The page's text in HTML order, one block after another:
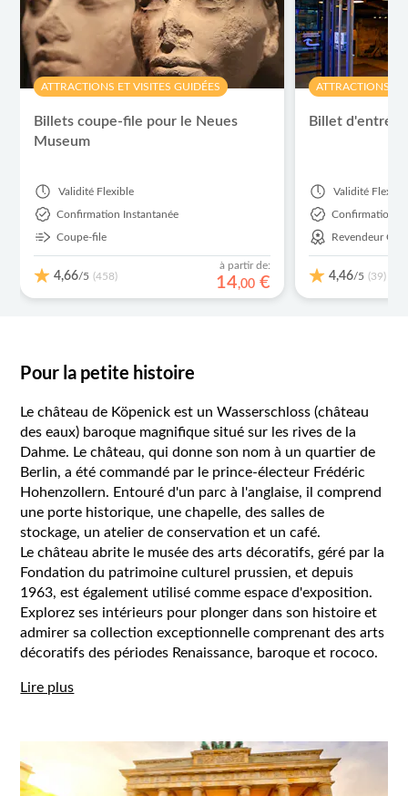
ATTRACTIONS ET VISITES GUIDÉES
Billets coupe-file pour le Neues
Museum
Validité Flexible
Confirmation Instantanée
Coupe-file
4,66/5 (458)
à partir de:
14,00 €
ATTRACTIONS
Billet d'entrée
Validité
Confirmation
Revendeur
4,46/5 (39)
Pour la petite histoire
Le château de Köpenick est un Wasserschloss (château
des eaux) baroque magnifique situé sur les rives de la
Dahme. Le château, qui donne son nom à un quartier de
Berlin, a été commandé par le prince-électeur Frédéric
Hohenzollern. Entouré d'un parc à l'anglaise, il comprend
une porte historique, une chapelle, des salles de
stockage, un atelier de conservation et un café.
Le château abrite le musée des arts décoratifs, géré par la
Fondation du patrimoine culturel prussien, et depuis
1963, est également utilisé comme espace d'exposition.
Explorez ses intérieurs pour plonger dans son histoire et
admirer sa collection exceptionnelle comprenant des arts
décoratifs des périodes Renaissance, baroque et rococo.
Lire plus